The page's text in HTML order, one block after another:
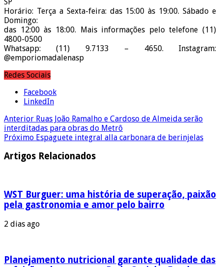
Horário: Terça a Sexta-feira: das 15:00 às 19:00. Sábado e
Domingo:
das 12:00 às 18:00. Mais informações pelo telefone (11)
4800-0500
Whatsapp: (11) 9.7133 – 4650. Instagram:
@emporiomadalenasp
Redes Sociais
Facebook
LinkedIn
Anterior Ruas João Ramalho e Cardoso de Almeida serão
interditadas para obras do Metrô
Próximo Espaguete integral alla carbonara de berinjelas
Artigos Relacionados
WST Burguer: uma história de superação, paixão
pela gastronomia e amor pelo bairro
2 dias ago
Planejamento nutricional garante qualidade das